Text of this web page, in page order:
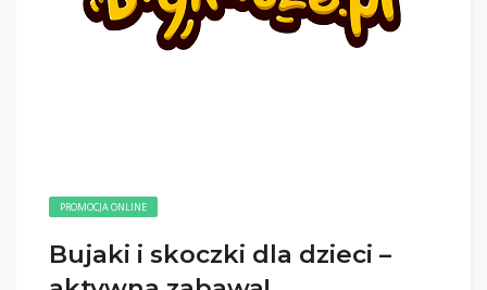
PROMOCJA ONLINE
Bujaki i skoczki dla dzieci –